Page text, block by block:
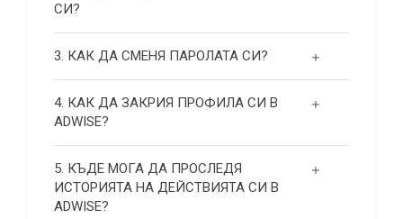
СИ?
3. КАК ДА СМЕНЯ ПАРОЛАТА СИ?
4. КАК ДА ЗАКРИЯ ПРОФИЛА СИ В
ADWISE?
5. КЪДЕ МОГА ДА ПРОСЛЕДЯ
ИСТОРИЯТА НА ДЕЙСТВИЯТА СИ В
ADWISE?